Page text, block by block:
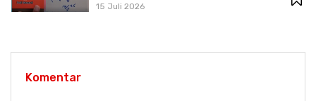
15 Juli 2026
Komentar